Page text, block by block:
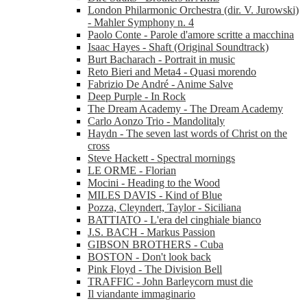
London Philarmonic Orchestra (dir. V. Jurowski)
- Mahler Symphony n. 4
Paolo Conte - Parole d'amore scritte a macchina
Isaac Hayes - Shaft (Original Soundtrack)
Burt Bacharach - Portrait in music
Reto Bieri and Meta4 - Quasi morendo
Fabrizio De André - Anime Salve
Deep Purple - In Rock
The Dream Academy - The Dream Academy
Carlo Aonzo Trio - Mandolitaly
Haydn - The seven last words of Christ on the
cross
Steve Hackett - Spectral mornings
LE ORME - Florian
Mocini - Heading to the Wood
MILES DAVIS - Kind of Blue
Pozza, Cleyndert, Taylor - Siciliana
BATTIATO - L'era del cinghiale bianco
J.S. BACH - Markus Passion
GIBSON BROTHERS - Cuba
BOSTON - Don't look back
Pink Floyd - The Division Bell
TRAFFIC - John Barleycorn must die
Il viandante immaginario